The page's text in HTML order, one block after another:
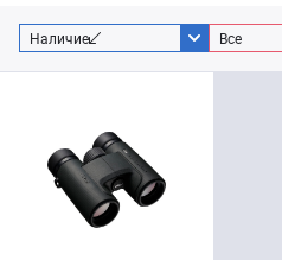
Наличие Все